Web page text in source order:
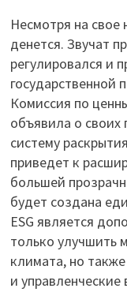
Несмотря на свое
денется. Звучат
регулировался и
государственной
Комиссия по
объявила о своих
систему
приведет к
большей
будет создана
ESG является
только улучшить
климата, но
и